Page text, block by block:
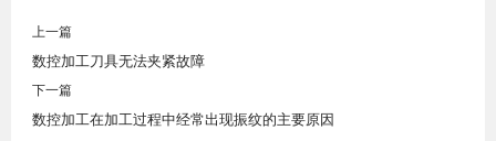
上一篇
数控加工刀具无法夹紧故障
下一篇
数控加工在加工过程中经常出现振纹的主要原因